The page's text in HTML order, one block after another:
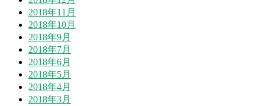
2018年11月
2018年10月
2018年9月
2018年7月
2018年6月
2018年5月
2018年4月
2018年3月